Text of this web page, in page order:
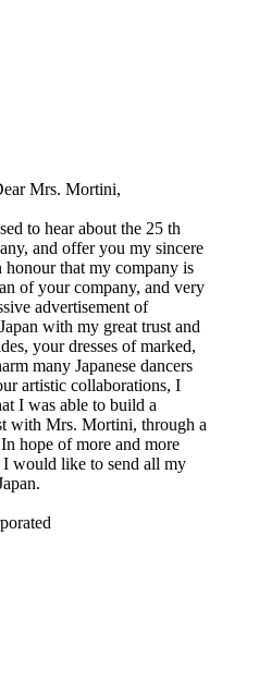
Mrs. Mortini,
to hear about the 25 th
and offer you my sincere
that my company is
of your company, and very
advertisement of
with my great trust and
your dresses of marked,
many Japanese dancers
artistic collaborations, I
I was able to build a
with Mrs. Mortini, through a
hope of more and more
would like to send all my